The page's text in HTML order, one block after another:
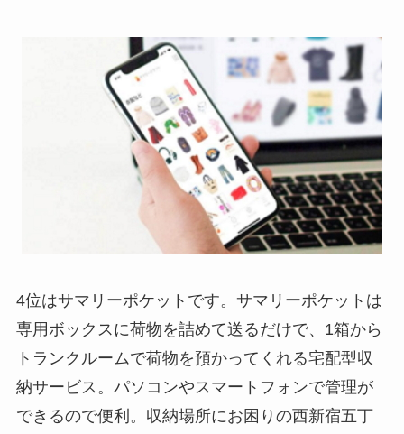
4位はサマリーポケットです。サマリーポケットは
専用ボックスに荷物を詰めて送るだけで、1箱から
トランクルームで荷物を預かってくれる宅配型収
納サービス。パソコンやスマートフォンで管理が
できるので便利。収納場所にお困りの西新宿五丁